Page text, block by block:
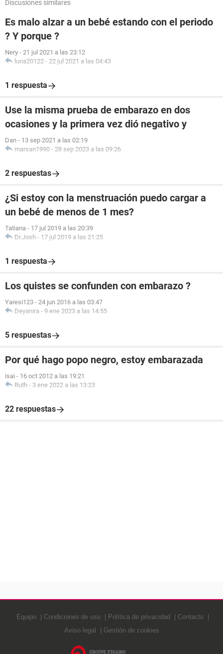
Discusiones similares
Es malo alzar a un bebé estando con el periodo
? Y porque ?
Nery - 21 jul 2021 a las 23:12
luna20122 - 22 jul 2021 a las 04:43
1 respuesta
Use la misma prueba de embarazo en dos
ocasiones y la primera vez dió negativo y
Dan - 13 sep 2021 a las 02:19
marsan1990 - 28 sep 2023 a las 09:26
2 respuestas
¿Si estoy con la menstruación puedo cargar a
un bebé de menos de 1 mes?
Tatiana - 17 jul 2019 a las 20:39
Dr.Josh - 17 jul 2019 a las 21:25
1 respuesta
Los quistes se confunden con embarazo ?
Yaresi123 - 24 jun 2016 a las 03:47
Deyanira - 9 ene 2023 a las 14:55
5 respuestas
Por qué hago popo negro, estoy embarazada
isai - 16 oct 2012 a las 19:21
Ruth - 3 ene 2022 a las 13:23
22 respuestas
Equipo Condiciones de uso Política de privacidad
Contacto
Aviso legal
Gestión de cookies